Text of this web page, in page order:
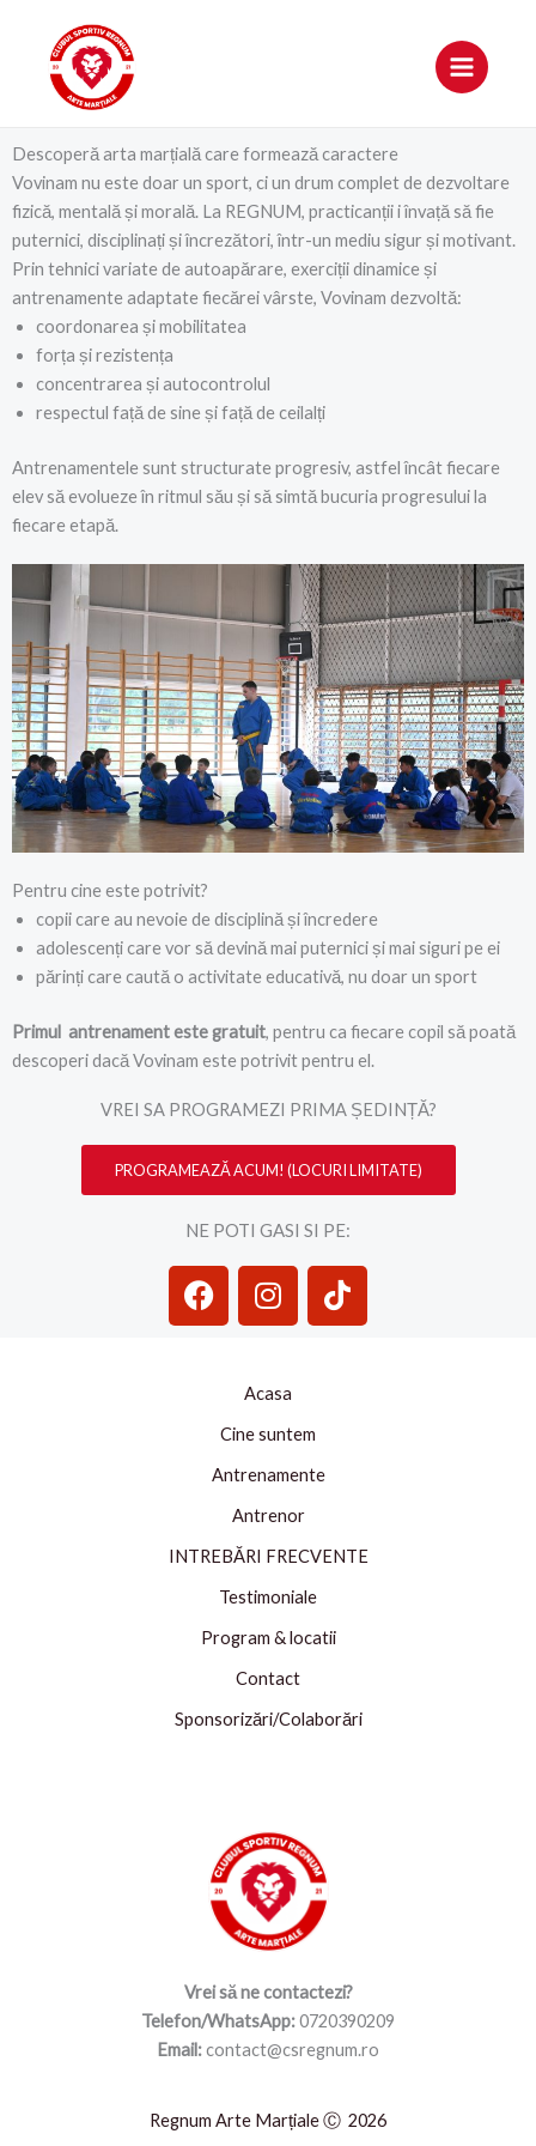
content
Descoperă arta marțială care formează caractere
Vovinam nu este doar un sport, ci un drum complet de dezvoltare
fizică, mentală și morală. La REGNUM, practicanții i învață să fie
puternici, disciplinați și încrezători, într-un mediu sigur și motivant.
Prin tehnici variate de autoapărare, exerciții dinamice și
antrenamente adaptate fiecărei vârste, Vovinam dezvoltă:
coordonarea și mobilitatea
forța și rezistența
concentrarea și autocontrolul
respectul față de sine și față de ceilalți
Antrenamentele sunt structurate progresiv, astfel încât fiecare
elev să evolueze în ritmul său și să simtă bucuria progresului la
fiecare etapă.
Pentru cine este potrivit?
copii care au nevoie de disciplină și încredere
adolescenți care vor să devină mai puternici și mai siguri pe ei
părinți care caută o activitate educativă, nu doar un sport
Primul antrenament este gratuit, pentru ca fiecare copil să poată
descoperi dacă Vovinam este potrivit pentru el.
VREI SA PROGRAMEZI PRIMA ȘEDINȚĂ?
PROGRAMEAZĂ ACUM! (LOCURI LIMITATE)
NE POTI GASI SI PE:
F
a
k
I
n
a
g
a
m
T
i
Acasa
Cine suntem
Antrenamente
Antrenor
INTREBĂRI FRECVENTE
Testimoniale
Program & locatii
Contact
Sponsorizări/Colaborări
Vrei să ne contactezi?
Telefon/WhatsApp:0720390209
Email:contact@csregnum.ro
Regnum Arte Marțiale Ⓒ 2026